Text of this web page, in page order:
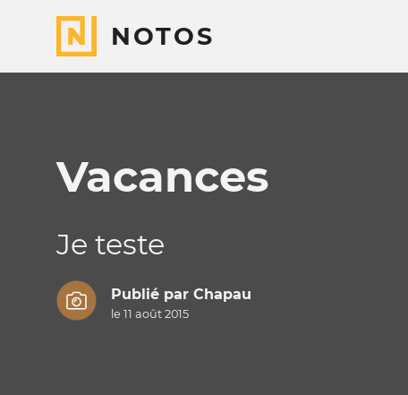
NOTOS
Vacances
Je teste
Publié par Chapau
le 11 août 2015